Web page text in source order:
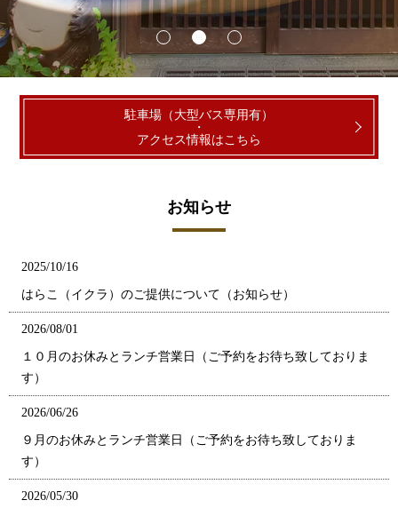
駐車場（大型バス専用有）
・
アクセス情報はこちら
お知らせ
2025/10/16
はらこ（イクラ）のご提供について（お知らせ）
2026/08/01
１０月のお休みとランチ営業日（ご予約をお待ち致しておりま
す）
2026/06/26
９月のお休みとランチ営業日（ご予約をお待ち致しておりま
す）
2026/05/30